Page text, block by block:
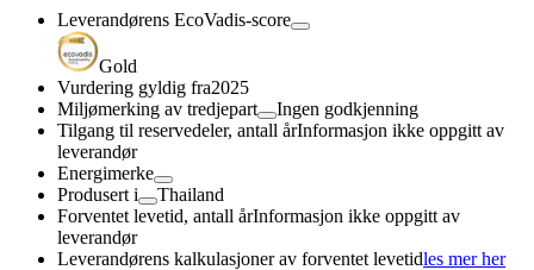
Leverandørens EcoVadis-score
Gold
Vurdering gyldig fra2025
Miljømerking av tredjepart
Ingen godkjenning
Tilgang til reservedeler, antall årInformasjon ikke oppgitt av
leverandør
Energimerke
Produsert i
Thailand
Forventet levetid, antall årInformasjon ikke oppgitt av
leverandør
Leverandørens kalkulasjoner av forventet levetidles mer her